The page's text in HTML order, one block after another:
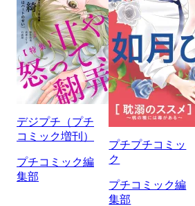
デジプチ（プチ
コミック増刊）
プチコミック編
集部
プチプチコミッ
ク
プチコミック編
集部